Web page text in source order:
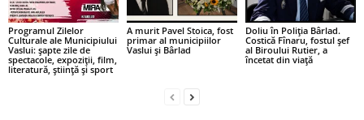
Programul Zilelor
Culturale ale Municipiului
Vaslui: șapte zile de
spectacole, expoziții, film,
literatură, știință și sport
A murit Pavel Stoica, fost
primar al municipiilor
Vaslui și Bârlad
Doliu în Poliția Bârlad.
Costică Fînaru, fostul șef
al Biroului Rutier, a
încetat din viață